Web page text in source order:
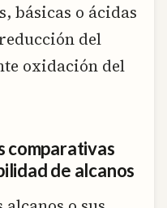
básicas o ácidas
del
oxidación del
comparativas
de alcanos